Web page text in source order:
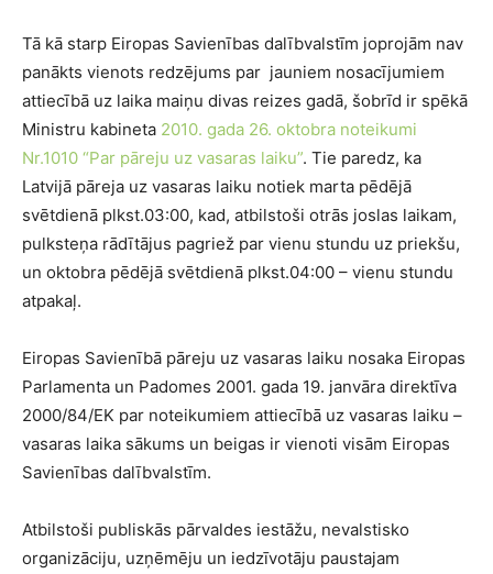
Tā kā starp Eiropas Savienības dalībvalstīm joprojām nav
panākts vienots redzējums par jauniem nosacījumiem
attiecībā uz laika maiņu divas reizes gadā, šobrīd ir spēkā
Ministru kabineta 2010. gada 26. oktobra noteikumi
Nr.1010 “Par pāreju uz vasaras laiku”. Tie paredz, ka
Latvijā pāreja uz vasaras laiku notiek marta pēdējā
svētdienā plkst.03:00, kad, atbilstoši otrās joslas laikam,
pulksteņa rādītājus pagriež par vienu stundu uz priekšu,
un oktobra pēdējā svētdienā plkst.04:00 – vienu stundu
atpakaļ.
Eiropas Savienībā pāreju uz vasaras laiku nosaka Eiropas
Parlamenta un Padomes 2001. gada 19. janvāra direktīva
2000/84/EK par noteikumiem attiecībā uz vasaras laiku –
vasaras laika sākums un beigas ir vienoti visām Eiropas
Savienības dalībvalstīm.
Atbilstoši publiskās pārvaldes iestāžu, nevalstisko
organizāciju, uzņēmēju un iedzīvotāju paustajam